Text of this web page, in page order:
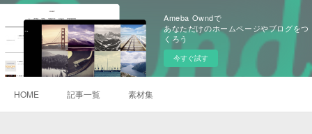
Ameba Owndで
あなただけのホームページやブログをつ
くろう
今すぐ試す
HOME 記事一覧 素材集